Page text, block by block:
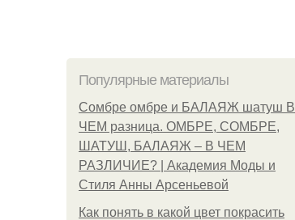
Популярные материалы
Сомбре омбре и БАЛАЯЖ шатуш В
ЧЕМ разница. ОМБРЕ, СОМБРЕ,
ШАТУШ, БАЛАЯЖ – В ЧЕМ
РАЗЛИЧИЕ? | Академия Моды и
Стиля Анны Арсеньевой
Как понять в какой цвет покрасить